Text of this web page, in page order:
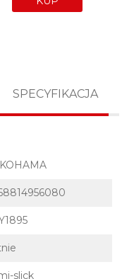
SPECYFIKACJA
slick